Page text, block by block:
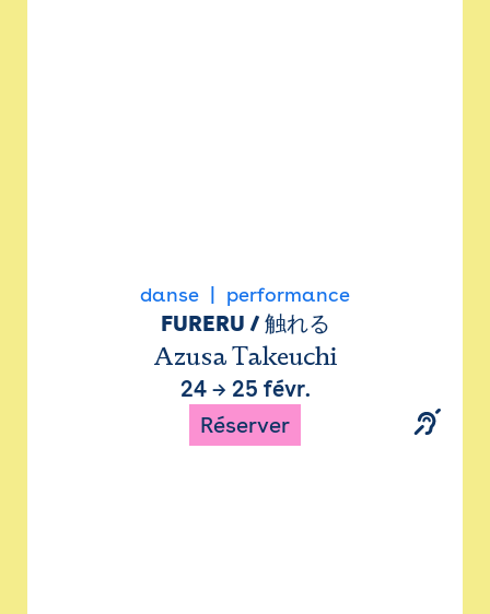
danse performance
FURERU / 触れる
Azusa Takeuchi
24→ 25 févr.
Réserver